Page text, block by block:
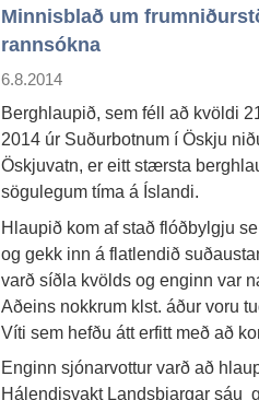
Minnisblað um
rannsókna
6.8.2014
Berghlaupið, sem féll að kvöldi
2014 úr Suðurbotnum í Öskju
Öskjuvatn, er eitt stærsta
sögulegum tíma á Íslandi.
Hlaupið kom af stað flóðbylgju
og gekk inn á flatlendið
varð síðla kvölds og enginn var
Aðeins nokkrum klst. áður voru
Víti sem hefðu átt erfitt með að
Enginn sjónarvottur varð að
Hálendisvakt Landsbjargar sáu